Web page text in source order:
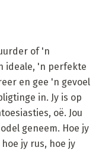
of 'n
ideale, 'n perfekte
en gee 'n gevoel
in. Jy is op
oë. Jou
geneem. Hoe jy
jy rus, hoe jy